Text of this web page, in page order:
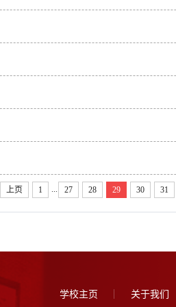
上页 1 27 28 29 30 31
学校主页 关于我们